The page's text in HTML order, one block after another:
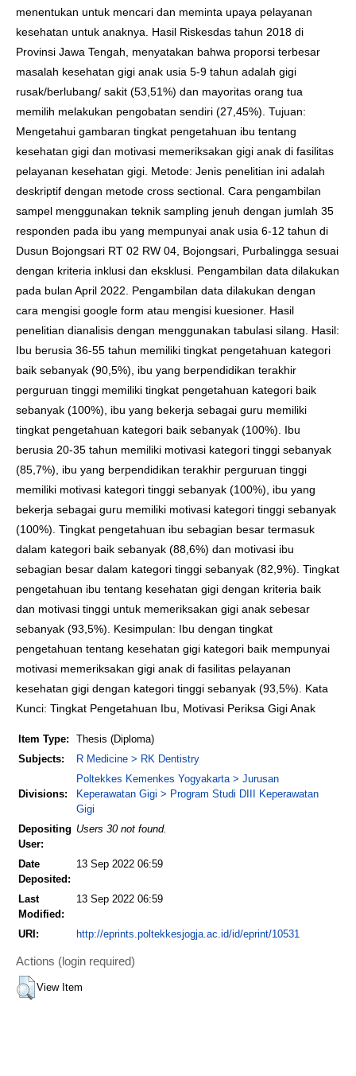
menentukan untuk mencari dan meminta upaya pelayanan
kesehatan untuk anaknya. Hasil Riskesdas tahun 2018 di
Provinsi Jawa Tengah, menyatakan bahwa proporsi terbesar
masalah kesehatan gigi anak usia 5-9 tahun adalah gigi
rusak/berlubang/ sakit (53,51%) dan mayoritas orang tua
memilih melakukan pengobatan sendiri (27,45%). Tujuan:
Mengetahui gambaran tingkat pengetahuan ibu tentang
kesehatan gigi dan motivasi memeriksakan gigi anak di fasilitas
pelayanan kesehatan gigi. Metode: Jenis penelitian ini adalah
deskriptif dengan metode cross sectional. Cara pengambilan
sampel menggunakan teknik sampling jenuh dengan jumlah 35
responden pada ibu yang mempunyai anak usia 6-12 tahun di
Dusun Bojongsari RT 02 RW 04, Bojongsari, Purbalingga sesuai
dengan kriteria inklusi dan eksklusi. Pengambilan data dilakukan
pada bulan April 2022. Pengambilan data dilakukan dengan
cara mengisi google form atau mengisi kuesioner. Hasil
penelitian dianalisis dengan menggunakan tabulasi silang. Hasil:
Ibu berusia 36-55 tahun memiliki tingkat pengetahuan kategori
baik sebanyak (90,5%), ibu yang berpendidikan terakhir
perguruan tinggi memiliki tingkat pengetahuan kategori baik
sebanyak (100%), ibu yang bekerja sebagai guru memiliki
tingkat pengetahuan kategori baik sebanyak (100%). Ibu
berusia 20-35 tahun memiliki motivasi kategori tinggi sebanyak
(85,7%), ibu yang berpendidikan terakhir perguruan tinggi
memiliki motivasi kategori tinggi sebanyak (100%), ibu yang
bekerja sebagai guru memiliki motivasi kategori tinggi sebanyak
(100%). Tingkat pengetahuan ibu sebagian besar termasuk
dalam kategori baik sebanyak (88,6%) dan motivasi ibu
sebagian besar dalam kategori tinggi sebanyak (82,9%). Tingkat
pengetahuan ibu tentang kesehatan gigi dengan kriteria baik
dan motivasi tinggi untuk memeriksakan gigi anak sebesar
sebanyak (93,5%). Kesimpulan: Ibu dengan tingkat
pengetahuan tentang kesehatan gigi kategori baik mempunyai
motivasi memeriksakan gigi anak di fasilitas pelayanan
kesehatan gigi dengan kategori tinggi sebanyak (93,5%). Kata
Kunci: Tingkat Pengetahuan Ibu, Motivasi Periksa Gigi Anak
Item Type:
Thesis (Diploma)
Subjects:
R Medicine > RK Dentistry
Divisions:
Poltekkes Kemenkes Yogyakarta > Jurusan
Keperawatan Gigi > Program Studi DIII Keperawatan
Gigi
Depositing
User:
Users 30 not found.
Date
Deposited:
13 Sep 2022 06:59
Last
Modified:
13 Sep 2022 06:59
URI: http://eprints.poltekkesjogja.ac.id/id/eprint/10531
Actions (login required)
View Item